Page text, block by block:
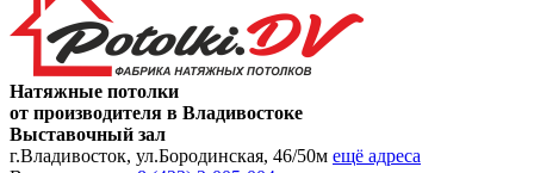
Натяжные потолки
от производителя в Владивостоке
Выставочный зал
г.Владивосток, ул.Бородинская, 46/50м ещё адреса